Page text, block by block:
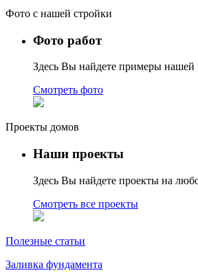
Фото с нашей стройки
Фото работ
Здесь Вы найдете примеры нашей
Смотреть фото
Проекты домов
Наши проекты
Здесь Вы найдете проекты на
Смотреть все проекты
Полезные статьи
Заливка фундамента